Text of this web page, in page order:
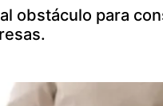
obstáculo para